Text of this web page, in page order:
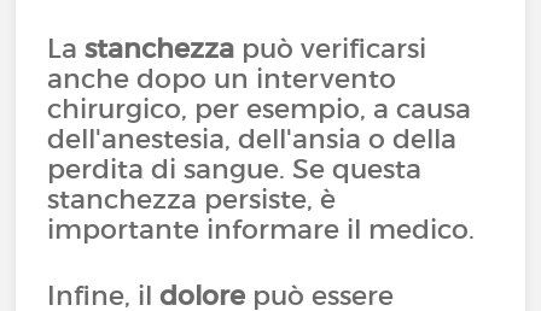
Lastanchezza può verificarsi
anche dopo un intervento
chirurgico, per esempio, a causa
dell'anestesia, dell'ansia o della
perdita di sangue. Se questa
stanchezza persiste, è
importante informare il medico.
Infine, ildolore può essere